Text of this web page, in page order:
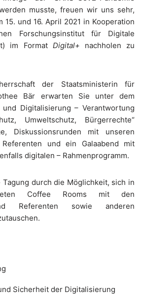
musste, freuen wir uns sehr,
15. und 16. April 2021 in Kooperation
Forschungsinstitut für Digitale
im FormatDigital+ nachholen zu
der Staatsministerin für
Bär erwarten Sie unter dem
und Digitalisierung – Verantwortung
Umweltschutz, Bürgerrechte“
Diskussionsrunden mit unseren
und ein Galaabend mit
digitalen – Rahmenprogramm.
durch die Möglichkeit, sich in
Coffee Rooms mit den
Referenten sowie anderen
Sicherheit der Digitalisierung